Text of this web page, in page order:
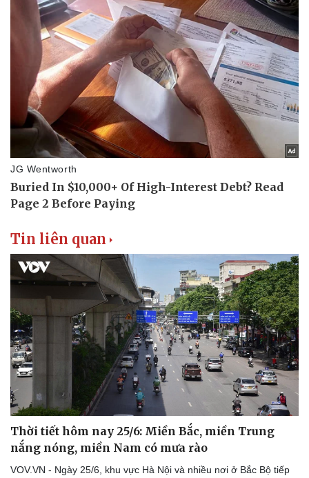
Tin liên quan
Thời tiết hôm nay 25/6: Miền Bắc, miền Trung
nắng nóng, miền Nam có mưa rào
VOV.VN - Ngày 25/6, khu vực Hà Nội và nhiều nơi ở Bắc Bộ tiếp